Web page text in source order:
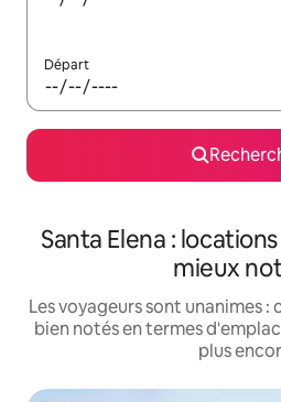
Départ
Santa Elena :
mieux
Les voyageurs sont unanimes
bien notés en termes
plus